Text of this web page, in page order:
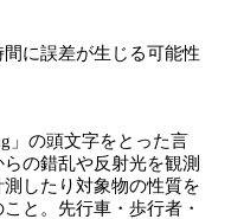
に誤差が生じる可能性
」の頭文字をとった言
の錯乱や反射光を観測
したり対象物の性質を
と。先行車・歩行者・